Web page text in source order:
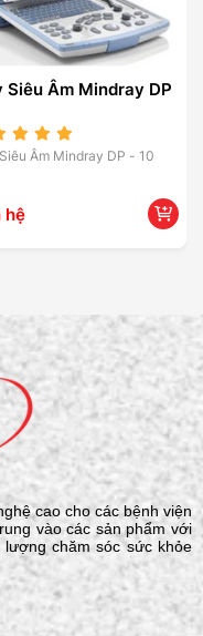
Siêu Âm Mindray DP
Âm Mindray DP - 10
hệ
cao cho các bệnh viện
vào các sản phẩm với
chăm sóc sức khỏe